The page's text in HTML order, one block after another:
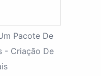
Pacote De
- Criação De